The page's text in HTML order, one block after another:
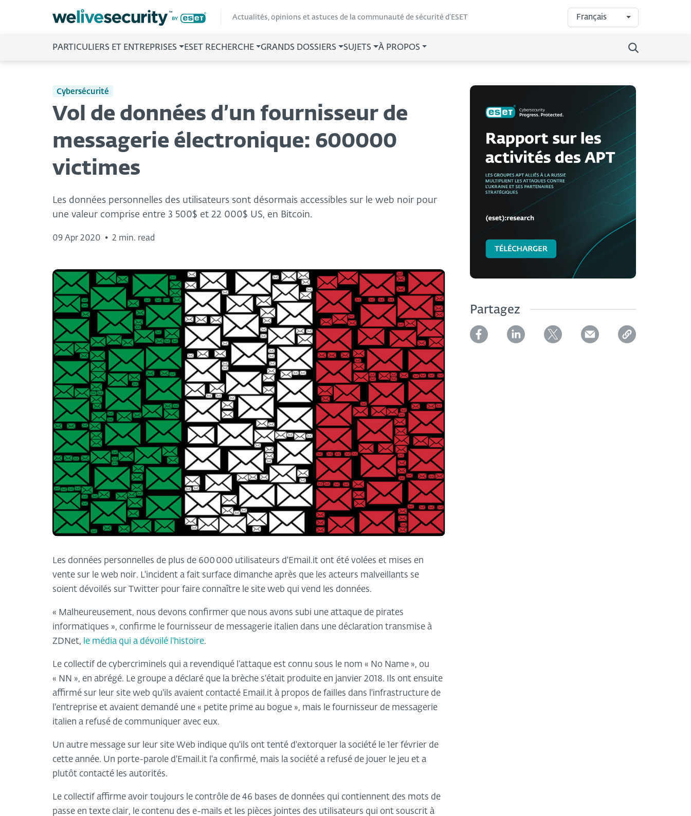
Actualités, opinions et astuces de la communauté de sécurité d’ESET Français
PARTICULIERS ET ENTREPRISES ESET RECHERCHE GRANDS DOSSIERS SUJETS À PROPOS
Cybersécurité
Vol de données d’un fournisseur de
messagerie électronique: 600000
victimes
Les données personnelles des utilisateurs sont désormais accessibles sur le web noir pour
une valeur comprise entre 3 500$ et 22 000$ US, en Bitcoin.
09 Apr 2020 • 2 min. read
Les données personnelles de plus de 600 000 utilisateurs d'Email.it ont été volées et mises en
vente sur le web noir. L'incident a fait surface dimanche après que les acteurs malveillants se
soient dévoilés sur Twitter pour faire connaître le site web qui vend les données.
« Malheureusement, nous devons confirmer que nous avons subi une attaque de pirates
informatiques », confirme le fournisseur de messagerie italien dans une déclaration transmise à
ZDNet, le média qui a dévoilé l'histoire.
Le collectif de cybercriminels qui a revendiqué l’attaque est connu sous le nom « No Name », ou
« NN », en abrégé. Le groupe a déclaré que la brèche s'était produite en janvier 2018. Ils ont ensuite
affirmé sur leur site web qu'ils avaient contacté Email.it à propos de failles dans l'infrastructure de
l'entreprise et avaient demandé une « petite prime au bogue », mais le fournisseur de messagerie
italien a refusé de communiquer avec eux.
Un autre message sur leur site Web indique qu'ils ont tenté d'extorquer la société le 1er février de
cette année. Un porte-parole d'Email.it l'a confirmé, mais la société a refusé de jouer le jeu et a
plutôt contacté les autorités.
Le collectif affirme avoir toujours le contrôle de 46 bases de données qui contiennent des mots de
passe en texte clair, le contenu des e-mails et les pièces jointes des utilisateurs qui ont souscrit à
Partagez